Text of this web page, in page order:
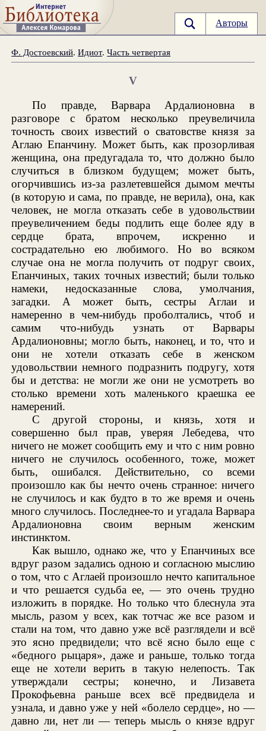
Авторы
Ф. Достоевский.Идиот.Часть четвертая
V
По правде, Варвара Ардалионовна в
разговоре с братом несколько преувеличила
точность своих известий о сватовстве князя за
Аглаю Епанчину. Может быть, как прозорливая
женщина, она предугадала то, что должно было
случиться в близком будущем; может быть,
огорчившись из-за разлетевшейся дымом мечты
(в которую и сама, по правде, не верила), она, как
человек, не могла отказать себе в удовольствии
преувеличением беды подлить еще более яду в
сердце брата, впрочем, искренно и
сострадательно ею любимого. Но во всяком
случае она не могла получить от подруг своих,
Епанчиных, таких точных известий; были только
намеки, недосказанные слова, умолчания,
загадки. А может быть, сестры Аглаи и
намеренно в чем-нибудь проболтались, чтоб и
самим что-нибудь узнать от Варвары
Ардалионовны; могло быть, наконец, и то, что и
они не хотели отказать себе в женском
удовольствии немного подразнить подругу, хотя
бы и детства: не могли же они не усмотреть во
столько времени хоть маленького краешка ее
намерений.
С другой стороны, и князь, хотя и
совершенно был прав, уверяя Лебедева, что
ничего не может сообщить ему и что с ним ровно
ничего не случилось особенного, тоже, может
быть, ошибался. Действительно, со всеми
произошло как бы нечто очень странное: ничего
не случилось и как будто в то же время и очень
много случилось. Последнее-то и угадала Варвара
Ардалионовна своим верным женским
инстинктом.
Как вышло, однако же, что у Епанчиных все
вдруг разом задались одною и согласною мыслию
о том, что с Аглаей произошло нечто капитальное
и что решается судьба ее, — это очень трудно
изложить в порядке. Но только что блеснула эта
мысль, разом у всех, как тотчас же все разом и
стали на том, что давно уже всё разглядели и всё
это ясно предвидели; что всё ясно было еще с
«бедного рыцаря», даже и раньше, только тогда
еще не хотели верить в такую нелепость. Так
утверждали сестры; конечно, и Лизавета
Прокофьевна раньше всех всё предвидела и
узнала, и давно уже у ней «болело сердце», но —
давно ли, нет ли — теперь мысль о князе вдруг